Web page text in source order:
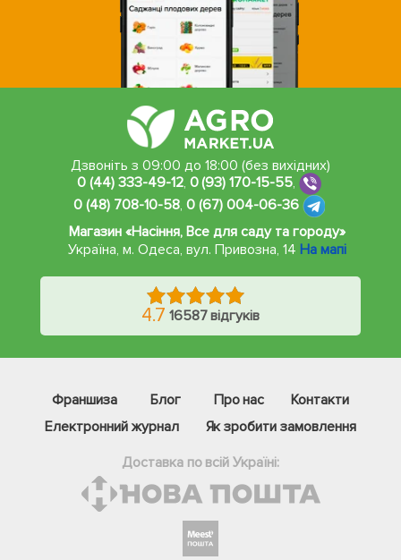
Дзвоніть з 09:00 до 18:00 (без вихідних)
0 (44) 333-49-12, 0 (93) 170-15-55,
0 (48) 708-10-58, 0 (67) 004-06-36
Магазин «Насіння, Все для саду та городу»
Україна, м. Одеса,вул. Привозна, 14 На мапі
4.7 16587 відгуків
Франшиза Блог Про нас
Контакти
Електронний журнал
Як зробити замовлення
Доставка по всій Україні: